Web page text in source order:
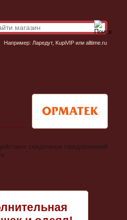
скидочных предложений
Например: Ларедут, KupiVIPили alltime.ru